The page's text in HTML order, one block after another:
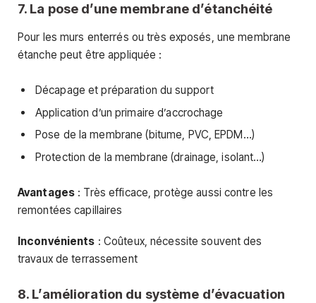
7. La pose d’une membrane d’étanchéité
Pour les murs enterrés ou très exposés, une membrane
étanche peut être appliquée :
Décapage et préparation du support
Application d’un primaire d’accrochage
Pose de la membrane (bitume, PVC, EPDM…)
Protection de la membrane (drainage, isolant…)
Avantages : Très efficace, protège aussi contre les
remontées capillaires
Inconvénients : Coûteux, nécessite souvent des
travaux de terrassement
8. L’amélioration du système d’évacuation